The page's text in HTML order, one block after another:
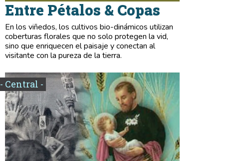
Entre Pétalos & Copas
En los viñedos, los cultivos bio-dinámicos utilizan
coberturas florales que no solo protegen la vid,
sino que enriquecen el paisaje y conectan al
visitante con la pureza de la tierra.
- Central -